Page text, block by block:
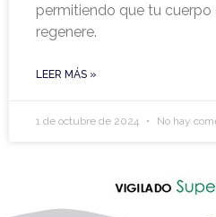
permitiendo que tu cuerpo
regenere.
LEER MÁS »
1 de octubre de 2024 No hay